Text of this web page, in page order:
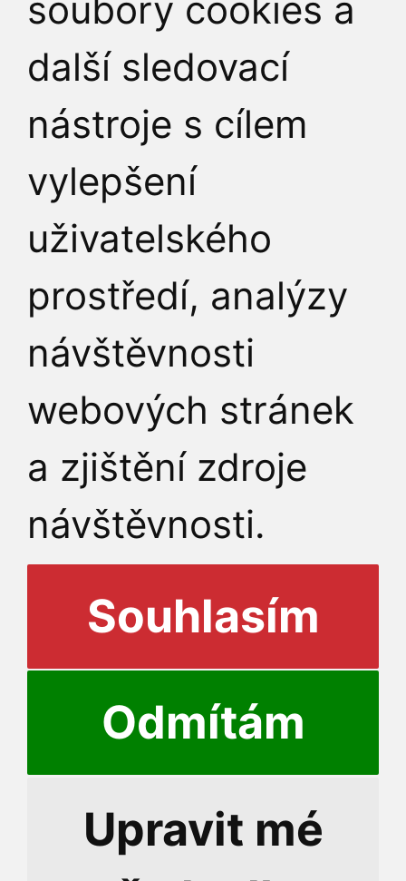
soubory cookies a
další sledovací
nástroje s cílem
vylepšení
uživatelského
prostředí, analýzy
návštěvnosti
webových stránek
a zjištění zdroje
návštěvnosti.
Souhlasím
Odmítám
Upravit mé
VÁŠ NÁZOR
Kontakty